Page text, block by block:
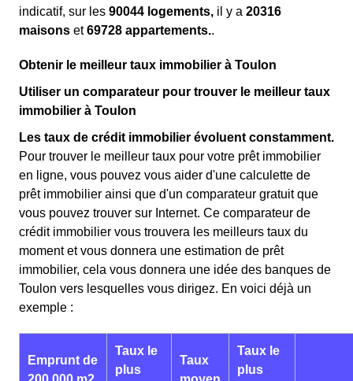
indicatif, sur les 90044 logements, il y a 20316
maisons et69728 appartements..
Obtenir le meilleur taux immobilier à Toulon
Utiliser un comparateur pour trouver le meilleur taux
immobilier à Toulon
Les taux de crédit immobilier évoluent constamment.
Pour trouver le meilleur taux pour votre prêt immobilier
en ligne, vous pouvez vous aider d'une calculette de
prêt immobilier ainsi que d'un comparateur gratuit que
vous pouvez trouver sur Internet. Ce comparateur de
crédit immobilier vous trouvera les meilleurs taux du
moment et vous donnera une estimation de prêt
immobilier, cela vous donnera une idée des banques de
Toulon vers lesquelles vous dirigez. En voici déjà un
exemple :
Emprunt de
Taux le
plus
Taux
Taux le
plus